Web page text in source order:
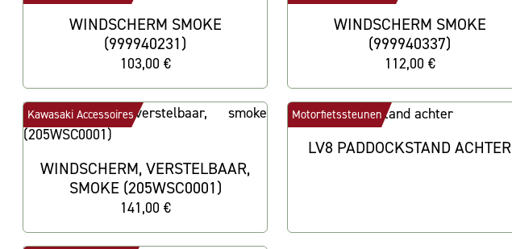
WINDSCHERM SMOKE
(999940231)
103,00 €
WINDSCHERM SMOKE
(999940337)
112,00 €
Kawasaki Accessoires
WINDSCHERM, VERSTELBAAR,
SMOKE (205WSC0001)
141,00 €
Motorfietssteunen
LV8 PADDOCKSTAND ACHTER